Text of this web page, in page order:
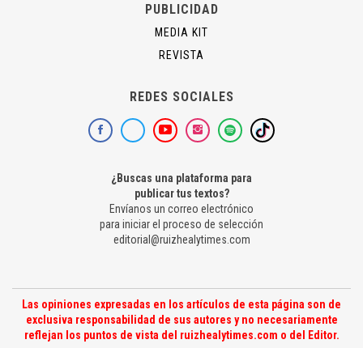
PUBLICIDAD
MEDIA KIT
REVISTA
REDES SOCIALES
¿Buscas una plataforma para
publicar tus textos?
Envíanos un correo electrónico
para iniciar el proceso de selección
editorial@ruizhealytimes.com
Las opiniones expresadas en los artículos de esta página son de
exclusiva responsabilidad de sus autores y no necesariamente
reflejan los puntos de vista del ruizhealytimes.com o del Editor.